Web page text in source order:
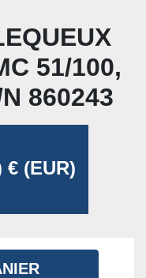
51/100,
860243
€ (EUR)